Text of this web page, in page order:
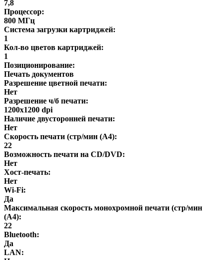
7,8
Процессор:
800 МГц
Система загрузки картриджей:
1
Кол-во цветов картриджей:
1
Позиционирование:
Печать документов
Разрешение цветной печати:
Нет
Разрешение ч/б печати:
1200x1200 dpi
Наличие двусторонней печати:
Нет
Скорость печати (стр/мин (A4):
22
Возможность печати на CD/DVD:
Нет
Хост-печать:
Нет
Wi-Fi:
Да
Максимальная скорость монохромной печати (стр/мин
(A4):
22
Bluetooth:
Да
LAN: